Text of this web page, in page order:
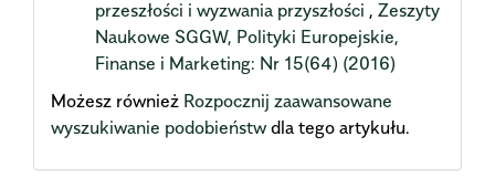
przeszłości i wyzwania przyszłości , Zeszyty
Naukowe SGGW, Polityki Europejskie,
Finanse i Marketing: Nr 15(64) (2016)
Możesz również Rozpocznij zaawansowane
wyszukiwanie podobieństwdla tego artykułu.